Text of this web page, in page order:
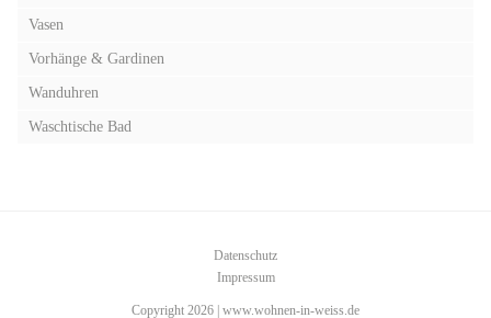
Vasen
Vorhänge & Gardinen
Wanduhren
Waschtische Bad
Datenschutz
Impressum
Copyright 2026 | www.wohnen-in-weiss.de